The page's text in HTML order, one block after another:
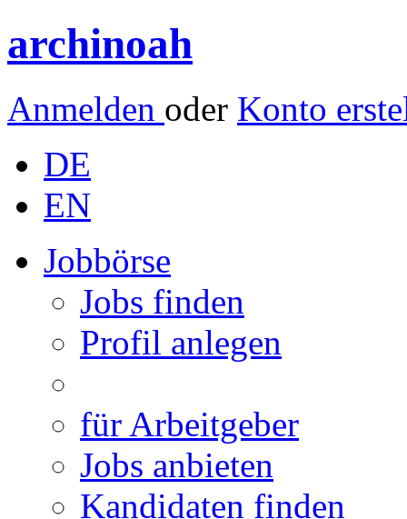
archinoah
Anmelden oder Konto
DE
EN
Jobbörse
Jobs finden
Profil anlegen
für Arbeitgeber
Jobs anbieten
Kandidaten finden